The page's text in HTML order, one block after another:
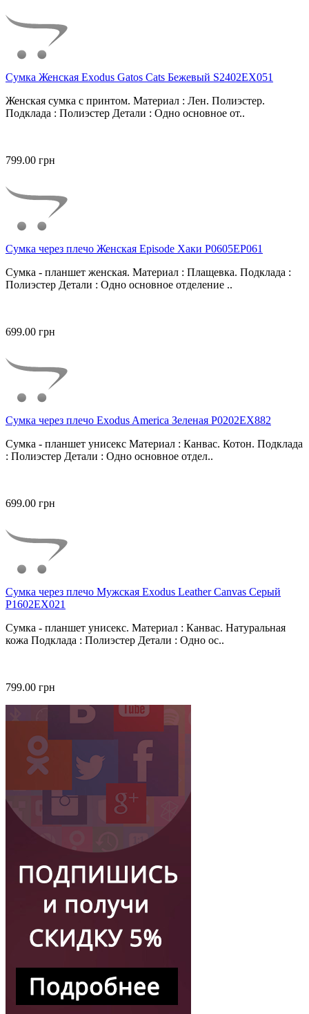
Сумка Женская Exodus Gatos Cats Бежевый S2402EX051
Женская сумка с принтом. Материал : Лен. Полиэстер.
Подклада : Полиэстер Детали : Одно основное от..
799.00 грн
Сумка через плечо Женская Episode Хаки P0605EP061
Сумка - планшет женская. Материал : Плащевка. Подклада :
Полиэстер Детали : Одно основное отделение ..
699.00 грн
Сумка через плечо Exodus America Зеленая P0202EX882
Сумка - планшет унисекс Материал : Канвас. Котон. Подклада
: Полиэстер Детали : Одно основное отдел..
699.00 грн
Сумка через плечо Мужская Exodus Leather Canvas Серый
P1602EX021
Сумка - планшет унисекс. Материал : Канвас. Натуральная
кожа Подклада : Полиэстер Детали : Одно ос..
799.00 грн